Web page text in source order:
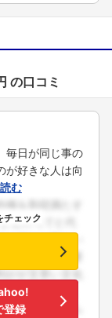
の口コミ
毎日が同じ事の
が好きな人は向
む
チェック
登録